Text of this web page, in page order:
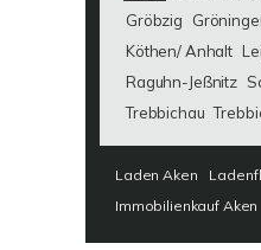
Gröbzig
Köthen/ Anhalt
Raguhn-Jeßnitz
Trebbichau
Laden Aken
Immobilienkauf Aken